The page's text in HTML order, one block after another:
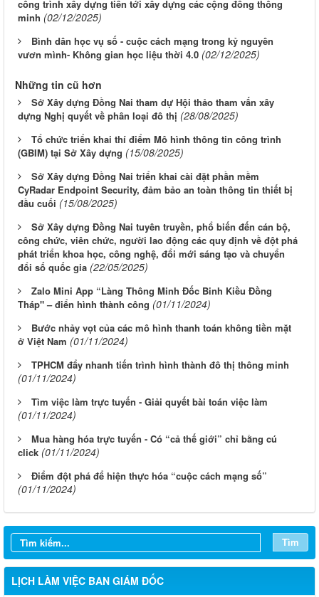
công trình xây dựng tiến tới xây dựng các cộng đồng thông
minh (02/12/2025)
Bình dân học vụ số - cuộc cách mạng trong kỷ nguyên
vươn mình- Không gian học liệu thời 4.0 (02/12/2025)
Những tin cũ hơn
Sở Xây dựng Đồng Nai tham dự Hội thảo tham vấn xây
dựng Nghị quyết về phân loại đô thị (28/08/2025)
Tổ chức triển khai thí điểm Mô hình thông tin công trình
(GBIM) tại Sở Xây dựng (15/08/2025)
Sở Xây dựng Đồng Nai triển khai cài đặt phần mềm
CyRadar Endpoint Security, đảm bảo an toàn thông tin thiết bị
đầu cuối (15/08/2025)
Sở Xây dựng Đồng Nai tuyên truyền, phổ biến đến cán bộ,
công chức, viên chức, người lao động các quy định về đột phá
phát triển khoa học, công nghệ, đổi mới sáng tạo và chuyển
đổi số quốc gia (22/05/2025)
Zalo Mini App “Làng Thông Minh Đốc Binh Kiều Đồng
Tháp" – điển hình thành công (01/11/2024)
Bước nhảy vọt của các mô hình thanh toán không tiền mặt
ở Việt Nam (01/11/2024)
TPHCM đẩy nhanh tiến trình hình thành đô thị thông minh
(01/11/2024)
Tìm việc làm trực tuyến - Giải quyết bài toán việc làm
(01/11/2024)
Mua hàng hóa trực tuyến - Có “cả thế giới” chỉ bằng cú
click (01/11/2024)
Điểm đột phá để hiện thực hóa “cuộc cách mạng số”
(01/11/2024)
Tìm
LỊCH LÀM VIỆC BAN GIÁM ĐỐC
LỊCH CÔNG TÁC CỦA LÃNH ĐẠO SỞ XÂY DỰNG (Từ ngày
03/8 đến ngày 08/8/2026)
THÔNG BÁO LỊCH CÔNG TÁC CỦA LÃNH ĐẠO SỞ XÂY
DỰNG (Từ ngày 27/7 đến ngày 31/7/2026)
THÔNG BÁO LỊCH CÔNG TÁC CỦA LÃNH ĐẠO SỞ XÂY
DỰNG (Từ ngày 20/7 đến ngày 25/7/2026)
THÔNG BÁO LỊCH CÔNG TÁC CỦA LÃNH ĐẠO SỞ XÂY